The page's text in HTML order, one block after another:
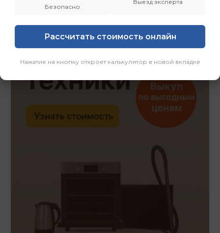
Безопасно
Выезд эксперта
Рассчитать стоимость онлайн
Нажатие на кнопку откроет калькулятор в новой вкладке